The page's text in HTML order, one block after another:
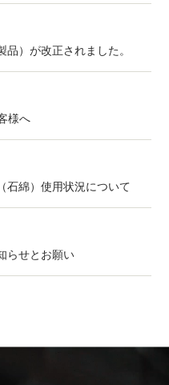
）が改正されました。
様へ
石綿）使用状況について
らせとお願い